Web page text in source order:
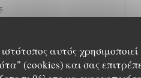
αυτός χρησιμοποιεί
(cookies) και σας
service diligent et
bref une adresse à